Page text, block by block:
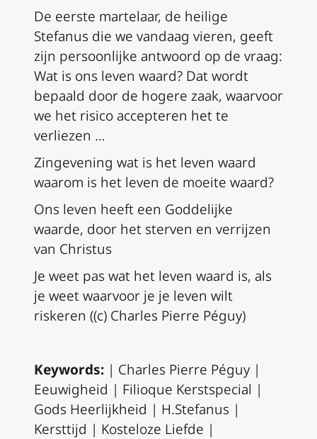
De eerste martelaar, de heilige
Stefanus die we vandaag vieren, geeft
zijn persoonlijke antwoord op de vraag:
Wat is ons leven waard? Dat wordt
bepaald door de hogere zaak, waarvoor
we het risico accepteren het te
verliezen …
Zingevening wat is het leven waard
waarom is het leven de moeite waard?
Ons leven heeft een Goddelijke
waarde, door het sterven en verrijzen
van Christus
Je weet pas wat het leven waard is, als
je weet waarvoor je je leven wilt
riskeren ((c) Charles Pierre Péguy)
Keywords: | Charles Pierre Péguy |
Eeuwigheid | Filioque Kerstspecial |
Gods Heerlijkheid | H.Stefanus |
Kersttijd | Kosteloze Liefde |